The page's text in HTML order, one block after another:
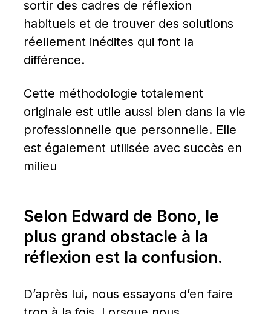
sortir des cadres de réflexion
habituels et de trouver des solutions
réellement inédites qui font la
différence.
Cette méthodologie totalement
originale est utile aussi bien dans la vie
professionnelle que personnelle. Elle
est également utilisée avec succès en
milieu
Selon Edward de Bono, le
plus grand obstacle à la
réflexion est la confusion.
D’après lui, nous essayons d’en faire